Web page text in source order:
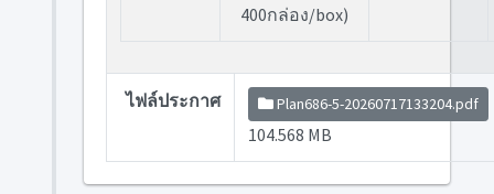
400กล่อง/box)
ไฟล์ประกาศ Plan686-5-20260717133204.pdf
104.568 MB